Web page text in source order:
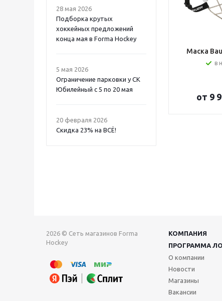
28 мая 2026
Подборка крутых
хоккейных предложений
конца мая в Forma Hockey
5 мая 2026
Ограничение парковки у СК
Юбилейный с 5 по 20 мая
20 февраля 2026
Скидка 23% на ВСË!
Маска
в
от 9
2026 © Сеть магазинов Forma
Hockey
КОМПАНИЯ
ПРОГРАММА
О компании
Новости
Магазины
Вакансии